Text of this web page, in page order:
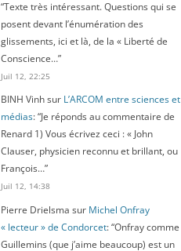
“Texte très intéressant. Questions qui se
posent devant l’énumération des
glissements, ici et là, de la « Liberté de
Conscience…”
Juil 12, 22:25
BINH Vinhsur L’ARCOM entre sciences et
médias: “Je réponds au commentaire de
Renard 1) Vous écrivez ceci : « John
Clauser, physicien reconnu et brillant, ou
François…”
Juil 12, 14:38
Pierre Drielsma sur Michel Onfray
« lecteur » de Condorcet: “Onfray comme
Guillemins (que j’aime beaucoup) est un